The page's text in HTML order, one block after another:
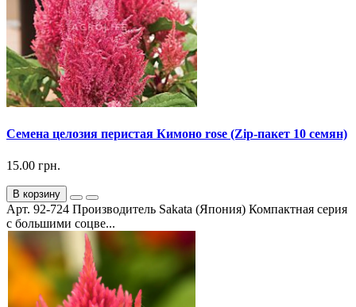
Семена целозия перистая Кимоно rose (Zip-пакет 10 семян)
15.00 грн.
В корзину
Арт. 92-724 Производитель Sakata (Япония) Компактная серия
с большими соцве...